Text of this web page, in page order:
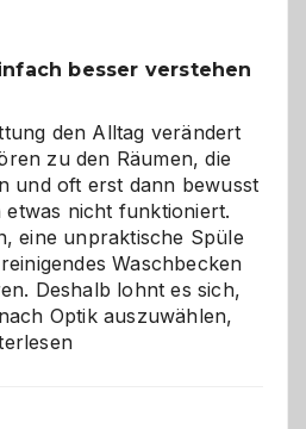
besser verstehen
den Alltag verändert
zu den Räumen, die
und oft erst dann bewusst
nicht funktioniert.
eine unpraktische Spüle
Waschbecken
Deshalb lohnt es sich,
Optik auszuwählen,